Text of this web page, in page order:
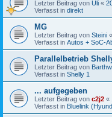
Letzter Beitrag von Uli «
Verfasst in direkt
MG
Letzter Beitrag von Steini «
Verfasst in Autos + SoC-
Parallelbetrieb
Letzter Beitrag von
Verfasst in Shelly 1
... aufgegeben
Letzter Beitrag von c2j2 «
Verfasst in Bluelink